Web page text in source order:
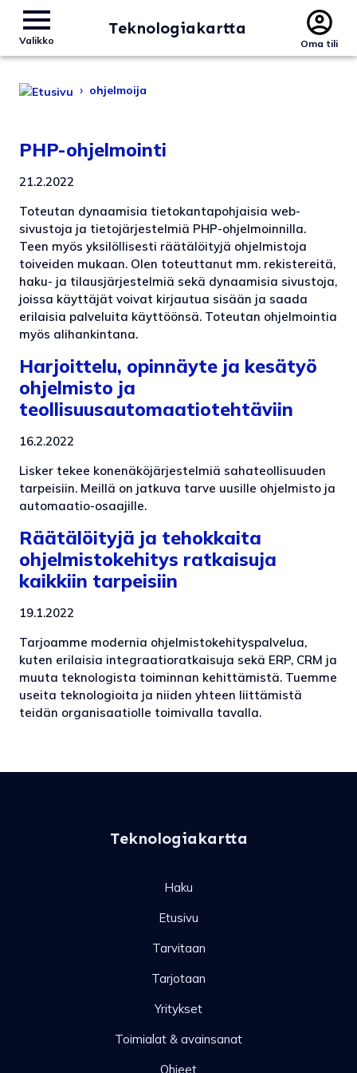
Valikko
Teknologiakartta
Oma tili
› ohjelmoija
PHP-ohjelmointi
21.2.2022
Toteutan dynaamisia tietokantapohjaisia web-
sivustoja ja tietojärjestelmiä PHP-ohjelmoinnilla.
Teen myös yksilöllisesti räätälöityjä ohjelmistoja
toiveiden mukaan. Olen toteuttanut mm. rekistereitä,
haku- ja tilausjärjestelmiä sekä dynaamisia sivustoja,
joissa käyttäjät voivat kirjautua sisään ja saada
erilaisia palveluita käyttöönsä. Toteutan ohjelmointia
myös alihankintana.
Harjoittelu, opinnäyte ja kesätyö
ohjelmisto ja
teollisuusautomaatiotehtäviin
16.2.2022
Lisker tekee konenäköjärjestelmiä sahateollisuuden
tarpeisiin. Meillä on jatkuva tarve uusille ohjelmisto ja
automaatio-osaajille.
Räätälöityjä ja tehokkaita
ohjelmistokehitys ratkaisuja
kaikkiin tarpeisiin
19.1.2022
Tarjoamme modernia ohjelmistokehityspalvelua,
kuten erilaisia integraatioratkaisuja sekä ERP, CRM ja
muuta teknologista toiminnan kehittämistä. Tuemme
useita teknologioita ja niiden yhteen liittämistä
teidän organisaatiolle toimivalla tavalla.
Teknologiakartta
Haku
Etusivu
Tarvitaan
Tarjotaan
Yritykset
Toimialat & avainsanat
Ohjeet